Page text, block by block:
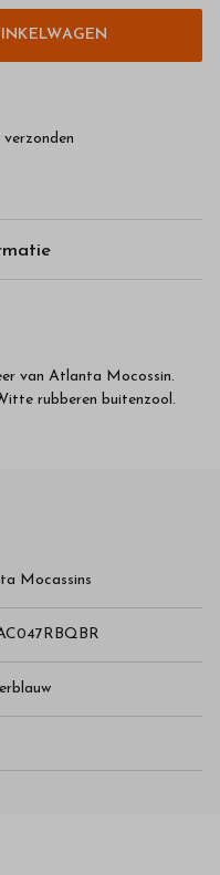
van Atlanta Mocossin.
rubberen buitenzool.
Mocassins